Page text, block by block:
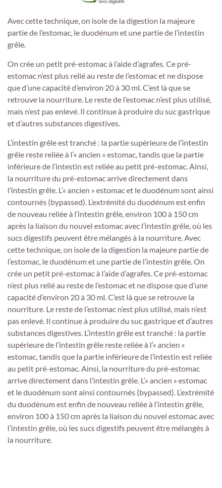
Avec cette technique, on isole de la digestion la majeure
partie de l’estomac, le duodénum et une partie de l’intestin
grêle.
On crée un petit pré-estomac à l’aide d’agrafes. Ce pré-
estomac n’est plus relié au reste de l’estomac et ne dispose
que d’une capacité d’environ 20 à 30 ml. C’est là que se
retrouve la nourriture. Le reste de l’estomac n’est plus utilisé,
mais n’est pas enlevé. Il continue à produire du suc gastrique
et d’autres substances digestives.
L’intestin grêle est tranché : la partie supérieure de l’intestin
grêle reste reliée à l’« ancien » estomac, tandis que la partie
inférieure de l’intestin est reliée au petit pré-estomac. Ainsi,
la nourriture du pré-estomac arrive directement dans
l’intestin grêle. L’« ancien » estomac et le duodénum sont ainsi
contournés (bypassed). L’extrémité du duodénum est enfin
de nouveau reliée à l’intestin grêle, environ 100 à 150 cm
après la liaison du nouvel estomac avec l’intestin grêle, où les
sucs digestifs peuvent être mélangés à la nourriture. Avec
cette technique, on isole de la digestion la majeure partie de
l’estomac, le duodénum et une partie de l’intestin grêle. On
crée un petit pré-estomac à l’aide d’agrafes. Ce pré-estomac
n’est plus relié au reste de l’estomac et ne dispose que d’une
capacité d’environ 20 à 30 ml. C’est là que se retrouve la
nourriture. Le reste de l’estomac n’est plus utilisé, mais n’est
pas enlevé. Il continue à produire du suc gastrique et d’autres
substances digestives. L’intestin grêle est tranché : la partie
supérieure de l’intestin grêle reste reliée à l’« ancien »
estomac, tandis que la partie inférieure de l’intestin est reliée
au petit pré-estomac. Ainsi, la nourriture du pré-estomac
arrive directement dans l’intestin grêle. L’« ancien » estomac
et le duodénum sont ainsi contournés (bypassed). L’extrémité
du duodénum est enfin de nouveau reliée à l’intestin grêle,
environ 100 à 150 cm après la liaison du nouvel estomac avec
l’intestin grêle, où les sucs digestifs peuvent être mélangés à
la nourriture.